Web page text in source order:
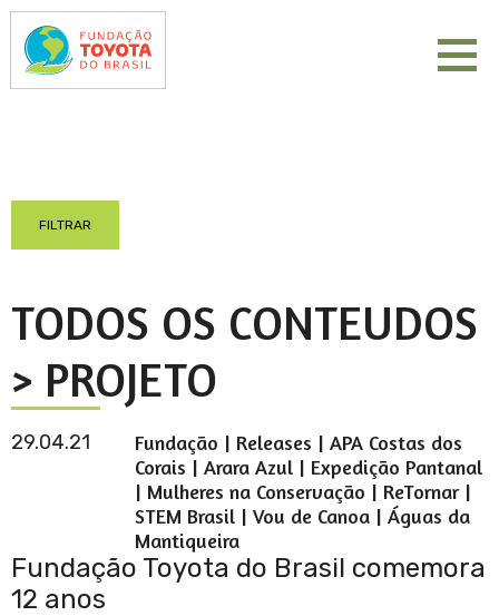
Releases
Artigos
Sustentabilidade
humanitária
Educação
Cultura
APA Costas
dos Corais
STEM Brasil
Pantanal
FILTRAR
TODOS OS CONTEUDOS
> PROJETO
29.04.21
Fundação | Releases | APA Costas dos
Corais | Arara Azul | Expedição Pantanal
| Mulheres na Conservação | ReTornar |
STEM Brasil | Vou de Canoa | Águas da
Mantiqueira
Fundação Toyota do Brasil comemora
12 anos